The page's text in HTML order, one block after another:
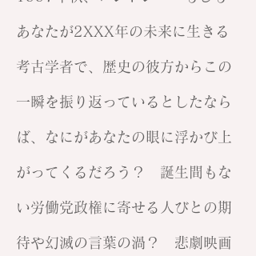
あなたが2XXX年の未来に生きる
考古学者で、歴史の彼方からこの
一瞬を振り返っているとしたなら
ば、なにがあなたの眼に浮かび上
がってくるだろう？ 誕生間もな
い労働党政権に寄せる人びとの期
待や幻滅の言葉の渦？ 悲劇映画